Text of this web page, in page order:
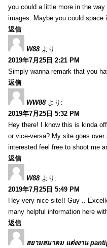
you could a little more in the
images. Maybe you could space
返信
W88 より:
2019年7月25日 2:21 PM
Simply wanna remark that you
返信
WW88 より:
2019年7月25日 5:32 PM
Hey there! I know this is kinda
or vice-versa? My site goes
interested feel free to shoot me
返信
W88 より:
2019年7月25日 5:49 PM
Hey very nice site!! Guy ..
many helpful information here
返信
สยามสมาคม แต่งงาน